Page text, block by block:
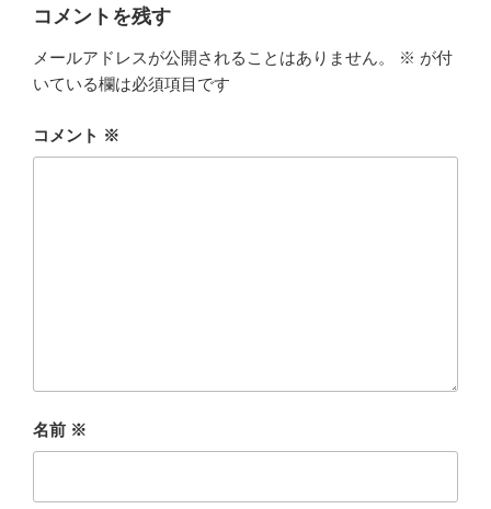
コメントを残す
メールアドレスが公開されることはありません。 ※ が付
いている欄は必須項目です
コメント ※
名前 ※